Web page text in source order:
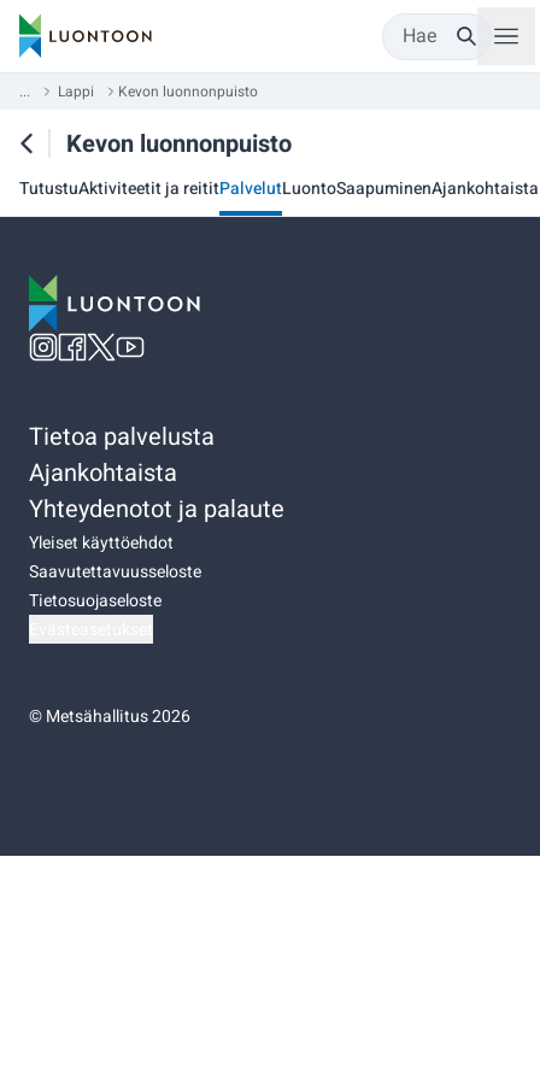
Hae
... Lappi Kevon luonnonpuisto
Kevon luonnonpuisto
TutustuAktiviteetit ja reititPalvelutLuontoSaapuminenAjankohtaista
Tietoa palvelusta
Ajankohtaista
Yhteydenotot ja palaute
Yleiset käyttöehdot
Saavutettavuusseloste
Tietosuojaseloste
©Metsähallitus 2026